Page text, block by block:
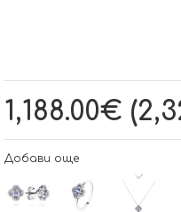
1,188.00€
Добави още